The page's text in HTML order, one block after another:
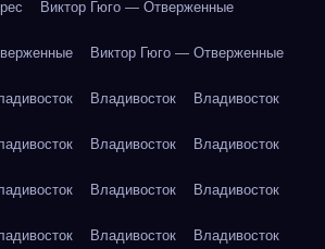
Виктор Гюго — Отверженные
Виктор Гюго — Отверженные
Владивосток Владивосток
Владивосток Владивосток
Владивосток Владивосток
Владивосток Владивосток